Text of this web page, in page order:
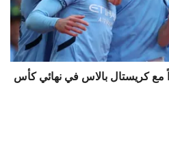
كريستال بالاس في نهائي كأس